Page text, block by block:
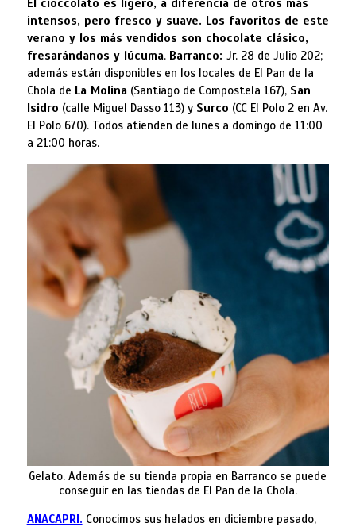
El cioccolato es ligero, a diferencia de otros más
intensos, pero fresco y suave. Los favoritos de este
verano y los más vendidos son chocolate clásico,
fresarándanos y lúcuma. Barranco: Jr. 28 de Julio 202;
además están disponibles en los locales de El Pan de la
Chola de La Molina(Santiago de Compostela 167), San
Isidro (calle Miguel Dasso 113) y Surco (CC El Polo 2 en Av.
El Polo 670). Todos atienden de lunes a domingo de 11:00
a 21:00 horas.
Gelato. Además de su tienda propia en Barranco se puede
conseguir en las tiendas de El Pan de la Chola.
ANACAPRI. Conocimos sus helados en diciembre pasado,